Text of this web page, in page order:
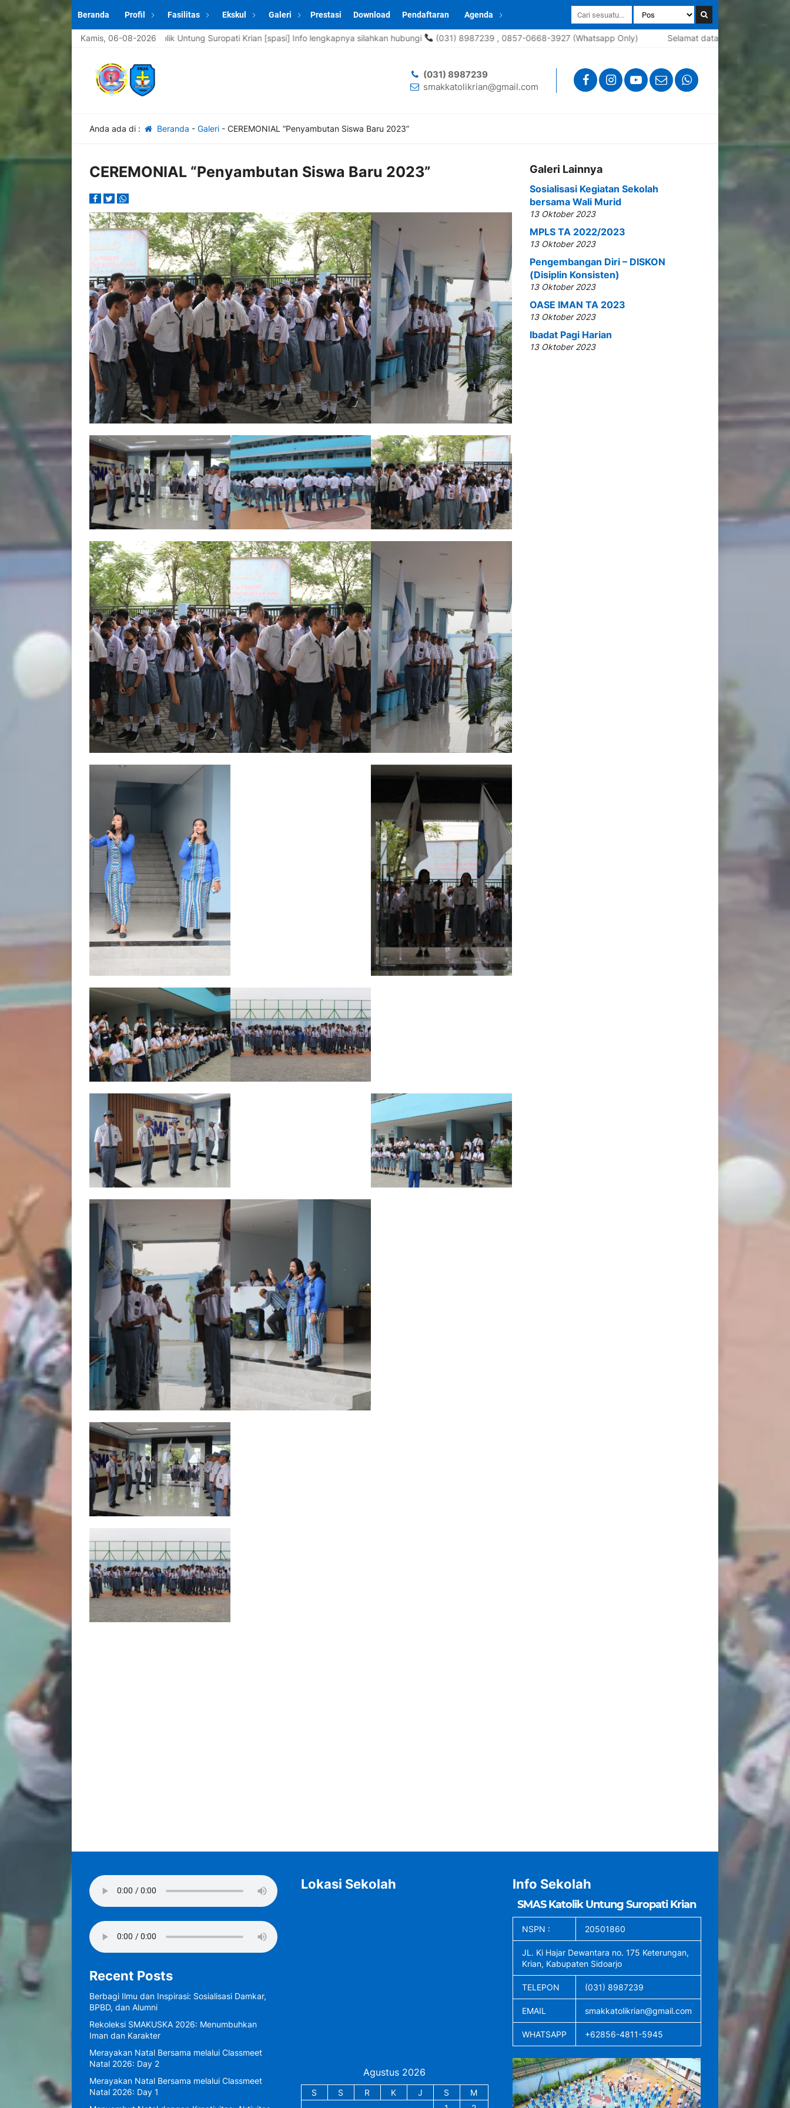
Beranda Profil Fasilitas Ekskul Galeri Prestasi Download Pendaftaran Agenda
Kamis, 06-08-2026
sekolah SMAS Katolik Untung Suropati Krian [spasi] Info lengkapnya silahkan hubungi (031) 8987239 , 0857-0668-3927 (Whatsapp Only) Selamat datang di website sekolah SMAS Katolik
(031) 8987239
smakkatolikrian@gmail.com
Anda ada di : Beranda - Galeri- CEREMONIAL “Penyambutan Siswa Baru 2023”
CEREMONIAL “Penyambutan Siswa Baru 2023” Galeri Lainnya
Sosialisasi Kegiatan Sekolah
bersama Wali Murid
13 Oktober 2023
MPLS TA 2022/2023
13 Oktober 2023
Pengembangan Diri – DISKON
(Disiplin Konsisten)
13 Oktober 2023
OASE IMAN TA 2023
13 Oktober 2023
Ibadat Pagi Harian
13 Oktober 2023
Recent Posts
Berbagi Ilmu dan Inspirasi: Sosialisasi Damkar,
BPBD, dan Alumni
Rekoleksi SMAKUSKA 2026: Menumbuhkan
Iman dan Karakter
Merayakan Natal Bersama melalui Classmeet
Natal 2026: Day 2
Merayakan Natal Bersama melalui Classmeet
Natal 2026: Day 1
Lokasi Sekolah
Agustus 2026
S S R K J S
M
Info Sekolah
SMAS Katolik Untung Suropati Krian
NSPN : 20501860
JL. Ki Hajar Dewantara no. 175 Keterungan,
Krian, Kabupaten Sidoarjo
TELEPON (031) 8987239
EMAIL smakkatolikrian@gmail.com
WHATSAPP +62856-4811-5945